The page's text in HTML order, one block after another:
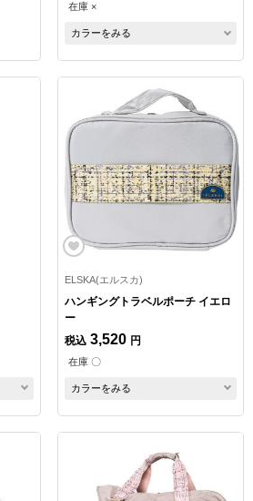
在庫 ×
カラーをみる
ELSKA(エルスカ)
ハンギングトラベルポーチ イエロ
ー
税込 3,520 円
在庫 〇
カラーをみる